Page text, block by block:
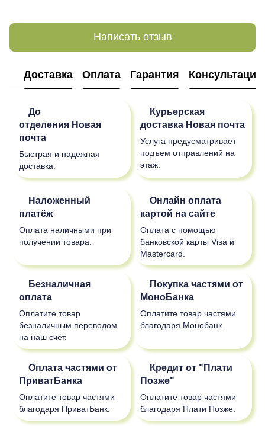
Написать отзыв
Доставка Оплата Гарантия Консультация
До
отделения Новая
почта
Быстрая и надежная
доставка.
Курьерская
доставка Новая почта
Услуга предусматривает
подъем отправлений на
этаж.
Наложенный
платёж
Оплата наличными при
получении товара.
Онлайн оплата
картой на сайте
Оплата с помощью
банковской карты Visa и
Mastercard.
Безналичная
оплата
Оплатите товар
безналичным переводом
на наш счёт.
Покупка частями от
МоноБанка
Оплатите товар частями
благодаря Монобанк.
Оплата частями от
ПриватБанка
Оплатите товар частями
благодаря ПриватБанк.
Кредит от "Плати
Позже"
Оплатите товар частями
благодаря Плати Позже.